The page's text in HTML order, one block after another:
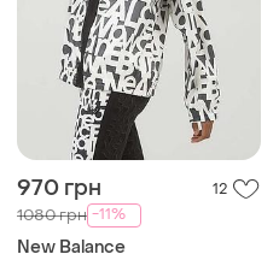
970 грн 12
1080 грн -11%
New Balance